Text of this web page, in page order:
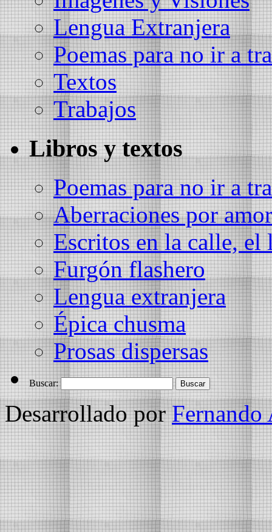
Lengua Extranjera
Poemas para no ir a
Textos
Trabajos
Libros y textos
Poemas para no ir a
Aberraciones por amor
Escritos en la calle, el
Furgón flashero
Lengua extranjera
Épica chusma
Prosas dispersas
Buscar:
Desarrollado porFernando